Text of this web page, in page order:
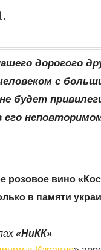
дорогого
с
будет
его
вино
в памяти
«НиКК»